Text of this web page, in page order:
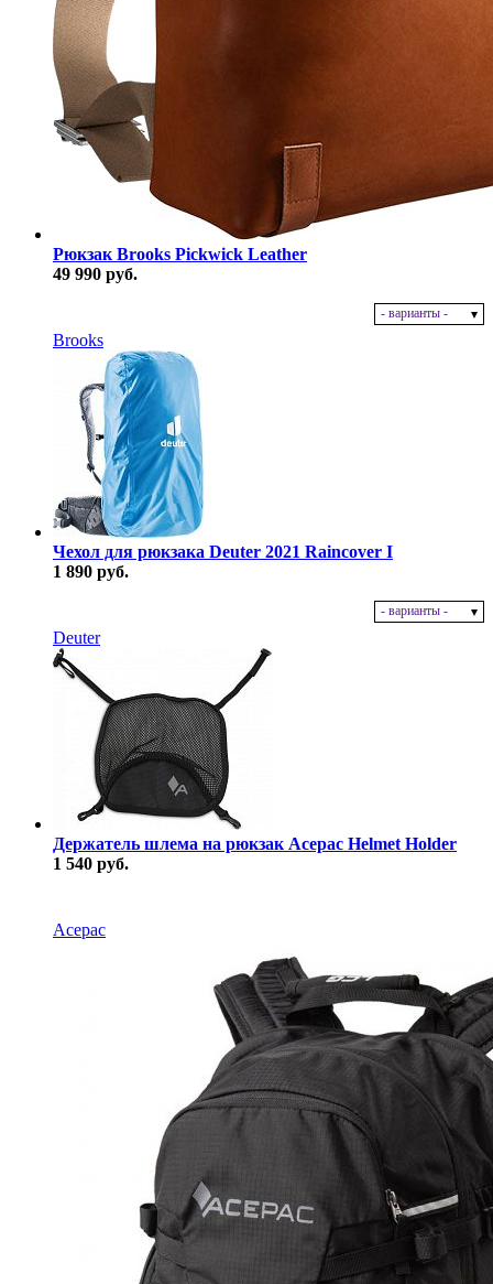
Рюкзак Brooks Pickwick Leather
49 990 руб.
- варианты -
Brooks
Чехол для рюкзака Deuter 2021 Raincover I
1 890 руб.
- варианты -
Deuter
Держатель шлема на рюкзак Acepac Helmet Holder
1 540 руб.
Acepac